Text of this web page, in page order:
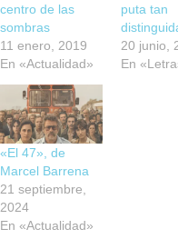
centro de las
sombras
11 enero, 2019
En «Actualidad»
puta tan
20 junio,
En
«El 47», de
Marcel Barrena
21 septiembre,
2024
En «Actualidad»